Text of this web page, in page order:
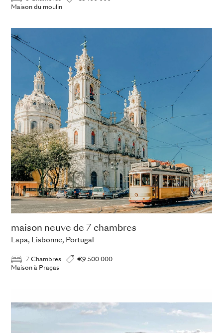
Maison du moulin
maison neuve de 7 chambres
Lapa, Lisbonne, Portugal
7 Chambres
€9 500 000
Maison à Praças